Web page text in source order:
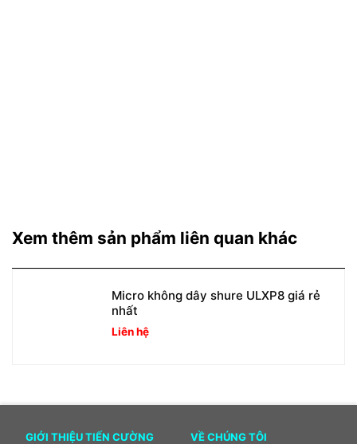
Xem thêm sản phẩm liên quan khác
Micro không dây shure ULXP8 giá rẻ
nhất
Liên hệ
GIỚI THIỆU TIẾN CƯỜNG
VỀ CHÚNG TÔI